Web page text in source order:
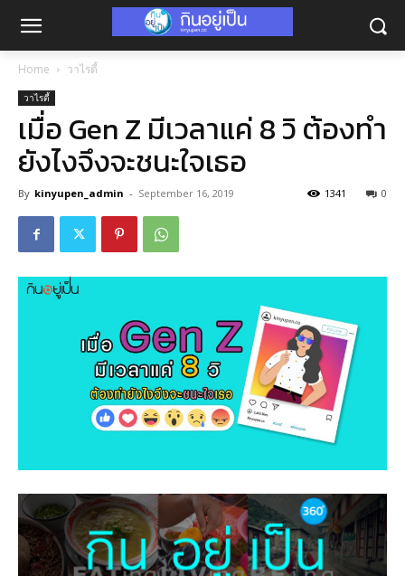
Home วาไรตี้
วาไรตี้
เมื่อ Gen Z มีเวลาแค่ 8 วิ ต้องทำ
ยังไงจึงจะชนะใจเธอ
By kinyupen_admin - September 16, 2019 0
1341